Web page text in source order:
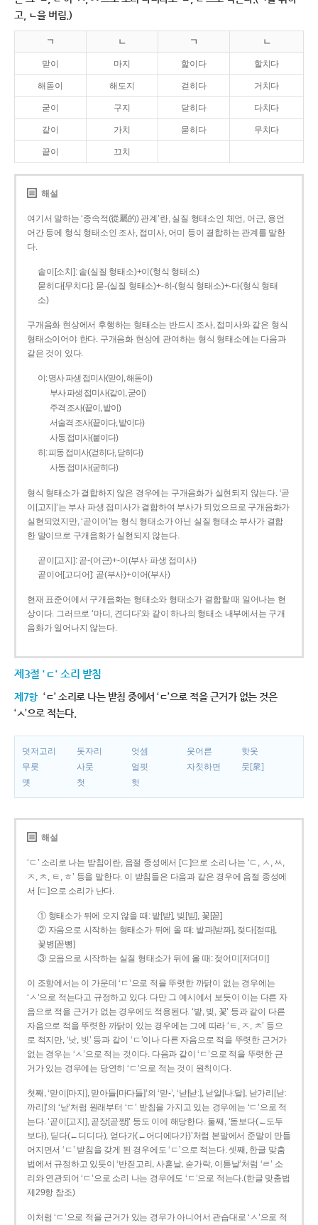
고, ㄴ을 버림.)
ㄱ ㄴ ㄱ ㄴ
맏이 마지 핥이다 할치다
해돋이 해도지 걷히다 거치다
굳이 구지 닫히다 다치다
같이 가치 묻히다 무치다
끝이 끄치
해설
여기서 말하는 ‘종속적(從屬的) 관계’란, 실질 형태소인 체언, 어근, 용언
어간 등에 형식 형태소인 조사, 접미사, 어미 등이 결합하는 관계를 말한
다.
솥이[소치]: 솥(실질 형태소)+이(형식 형태소)
묻히다[무치다]: 묻­-(실질 형태소)+­-히­-(형식 형태소)+-다(형식 형태
소)
구개음화 현상에서 후행하는 형태소는 반드시 조사, 접미사와 같은 형식
형태소이어야 한다. 구개음화 현상에 관여하는 형식 형태소에는 다음과
같은 것이 있다.
이: 명사 파생 접미사(맏이, 해돋이)
부사 파생 접미사(같이, 굳이)
주격 조사(끝이, 밭이)
서술격 조사(끝이다, 밭이다)
사동 접미사(붙이다)
히: 피동 접미사(걷히다, 닫히다)
사동 접미사(굳히다)
형식 형태소가 결합하지 않은 경우에는 구개음화가 실현되지 않는다. ‘곧
이[고지]’는 부사 파생 접미사가 결합하여 부사가 되었으므로 구개음화가
실현되었지만, ‘곧이어’는 형식 형태소가 아닌 실질 형태소 부사가 결합
한 말이므로 구개음화가 실현되지 않는다.
곧이[고지]: 곧-­(어근)+­-이(부사 파생 접미사)
곧이어[고디어]: 곧(부사)+이어(부사)
현재 표준어에서 구개음화는 형태소와 형태소가 결합할 때 일어나는 현
상이다. 그러므로 ‘마디, 견디다’와 같이 하나의 형태소 내부에서는 구개
음화가 일어나지 않는다.
제3절 'ㄷ' 소리 받침
제7항 ‘ㄷ’ 소리로 나는 받침 중에서 ‘ㄷ’으로 적을 근거가 없는 것은
‘ㅅ’으로 적는다.
덧저고리 돗자리 엇셈 웃어른
핫옷
무릇
사뭇 얼핏 자칫하면
뭇[衆]
옛
첫 헛
해설
‘ㄷ’ 소리로 나는 받침이란, 음절 종성에서 [ㄷ]으로 소리 나는 ‘ㄷ, ㅅ, ㅆ,
ㅈ, ㅊ, ㅌ, ㅎ’ 등을 말한다. 이 받침들은 다음과 같은 경우에 음절 종성에
서 [ㄷ]으로 소리가 난다.
① 형태소가 뒤에 오지 않을 때: 밭[받], 빚[빋], 꽃[꼳]
② 자음으로 시작하는 형태소가 뒤에 올 때: 밭과[받꽈], 젖다[젇따],
꽃병[꼳뼝]
③ 모음으로 시작하는 실질 형태소가 뒤에 올 때: 젖어미[저더미]
이 조항에서는 이 가운데 ‘ㄷ’으로 적을 뚜렷한 까닭이 없는 경우에는
‘ㅅ’으로 적는다고 규정하고 있다. 다만 그 예시에서 보듯이 이는 다른 자
음으로 적을 근거가 없는 경우에도 적용된다. ‘밭, 빚, 꽃’ 등과 같이 다른
자음으로 적을 뚜렷한 까닭이 있는 경우에는 그에 따라 ‘ㅌ, ㅈ, ㅊ’ 등으
로 적지만, ‘낫, 빗’ 등과 같이 ‘ㄷ’이나 다른 자음으로 적을 뚜렷한 근거가
없는 경우는 ‘ㅅ’으로 적는 것이다. 다음과 같이 ‘ㄷ’으로 적을 뚜렷한 근
거가 있는 경우에는 당연히 ‘ㄷ’으로 적는 것이 원칙이다.
첫째, ‘맏이[마지], 맏아들[마다들]’의 ‘맏-’, ‘낟[낟ː], 낟알[나ː달], 낟가리[낟ː
까리]’의 ‘낟’처럼 원래부터 ‘ㄷ’ 받침을 가지고 있는 경우에는 ‘ㄷ’으로 적
는다. ‘곧이[고지], 곧장[곧짱]’ 등도 이에 해당한다. 둘째, ‘돋보다(←도두
보다), 딛다(←디디다), 얻다가(←어디에다가)’처럼 본말에서 준말이 만들
어지면서 ‘ㄷ’ 받침을 갖게 된 경우에도 ‘ㄷ’으로 적는다. 셋째, 한글 맞춤
법에서 규정하고 있듯이 ‘반짇고리, 사흗날, 숟가락, 이튿날’처럼 ‘ㄹ’ 소
리와 연관되어 ‘ㄷ’으로 소리 나는 경우에도 ‘ㄷ’으로 적는다.(한글 맞춤법
제29항 참조)
이처럼 ‘ㄷ’으로 적을 근거가 있는 경우가 아니어서 관습대로 ‘ㅅ’으로 적